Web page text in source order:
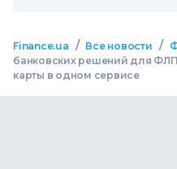
Finance.ua / Все новости /
банковских решений для
карты в одном сервисе